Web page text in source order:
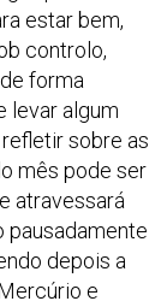
estar bem,
controlo,
forma
levar algum
sobre as
mês pode ser
atravessará
pausadamente
depois a
e